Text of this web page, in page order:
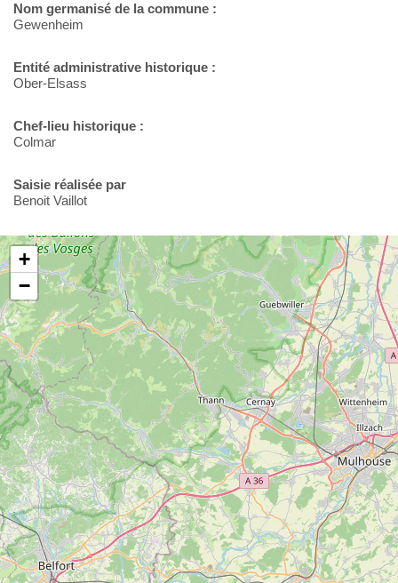
Nom germanisé de la commune :
Gewenheim
Entité administrative historique :
Ober-Elsass
Chef-lieu historique :
Colmar
Saisie réalisée par
Benoit Vaillot
+
−